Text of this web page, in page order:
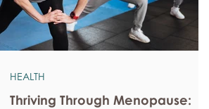
Thriving Through Menopause:
HEALTH